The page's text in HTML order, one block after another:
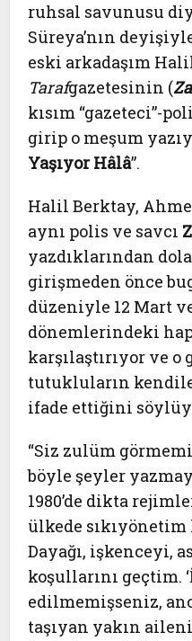
ruhsal savunusu
Süreya’nın
eski arkadaşım
Tarafgazetesinin (
kısım “gazeteci”-
girip o meşum
Yaşıyor Hâlâ”.
Halil Berktay,
aynı polis ve savcı
yazdıklarından
girişmeden önce
düzeniyle 12 Mart
dönemlerindeki
karşılaştırıyor ve o
tutukluların
ifade ettiğini
“Siz zulüm
böyle şeyler
1980’de dikta
ülkede
Dayağı, işkenceyi,
koşullarını geçtim.
edilmemişseniz,
taşıyan yakın